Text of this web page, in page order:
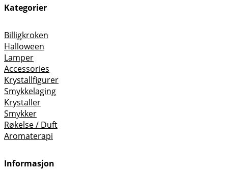
Kategorier
Billigkroken
Halloween
Lamper
Accessories
Krystallfigurer
Smykkelaging
Krystaller
Smykker
Røkelse / Duft
Aromaterapi
Informasjon